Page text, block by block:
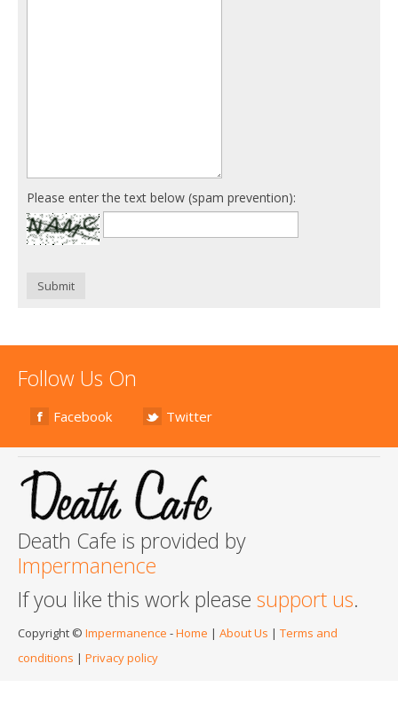
Please enter the text below (spam prevention):
Submit
Follow Us On
Facebook Twitter
Death Cafe is provided by
Impermanence
If you like this work please support us.
Copyright © Impermanence -Home | About Us | Terms and
conditions | Privacy policy